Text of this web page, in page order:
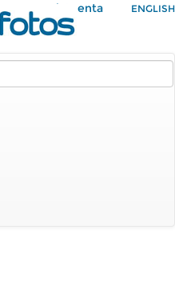
Mi Cuenta ENGLISH